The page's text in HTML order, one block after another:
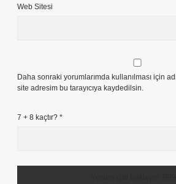
Web Sitesi
Daha sonraki yorumlarımda kullanılması için
site adresim bu tarayıcıya kaydedilsin.
7 + 8 kaçtır? *